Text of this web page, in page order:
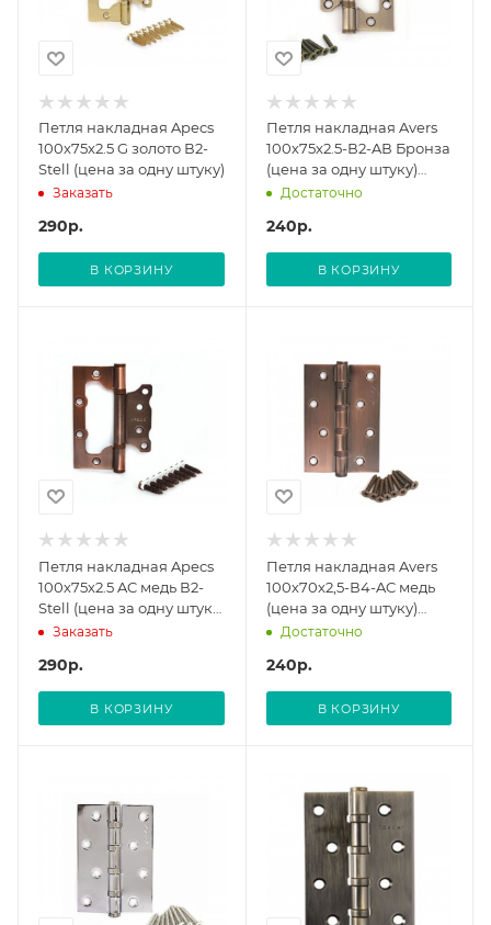
Петля накладная Apecs
100х75х2.5 G золото В2-
Stell (цена за одну штуку)
Заказать
290р.
В КОРЗИНУ
Петля накладная Avers
100х75х2.5-В2-AВ Бронза
(цена за одну штуку)
00018541 (12/96)
Достаточно
240р.
В КОРЗИНУ
Петля накладная Apecs
100х75х2.5 AC медь В2-
Stell (цена за одну штуку)
00018043
Заказать
290р.
В КОРЗИНУ
Петля накладная Avers
100х70х2,5-В4-AC медь
(цена за одну штуку)
00017636 (12/96)
Достаточно
240р.
В КОРЗИНУ